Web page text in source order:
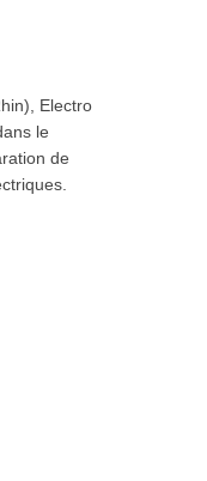
Electro
le
de